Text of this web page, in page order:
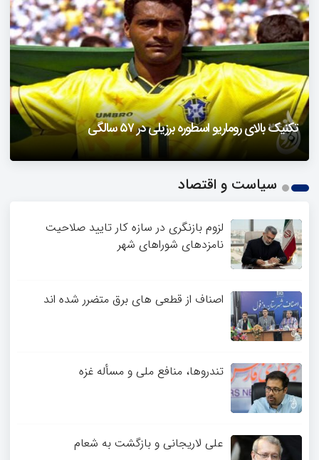
تکنیک بالای روماریو اسطوره برزیلی در ۵۷ سالگی
فیلمی از یک خواننده زن در توئیتر ضرغامی جنجالی شد
حمله تند مصطفی کواکبیان به مجری جنجالی صدا و سیما
دزفول را باید دید
2
سیاست و اقتصاد
لزوم بازنگری در سازه کار تایید صلاحیت
نامزدهای شوراهای شهر
اصناف از قطعی های برق متضرر شده اند
تندروها، منافع ملی و مسأله غزه
علی لاریجانی و بازگشت به شعام